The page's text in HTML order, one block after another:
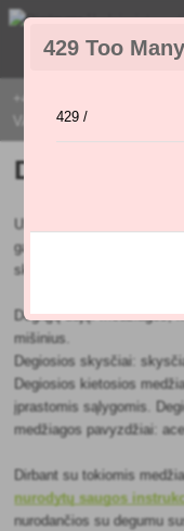
429 Too
429 /
+421 915 420 295 |
VAL
Degumo
Uždegamumo pavojus –
gali užsidegti įprastomis
skirstomos į tris paklases:
Degiųjų dujų: medžiagos,
mišinius.
Degiosios skysčiai:
Degiosios kietosios
įprastomis sąlygomis.
medžiagos pavyzdžiai:
Dirbant su tokiomis
nurodytų saugos
nurodančios su degumu